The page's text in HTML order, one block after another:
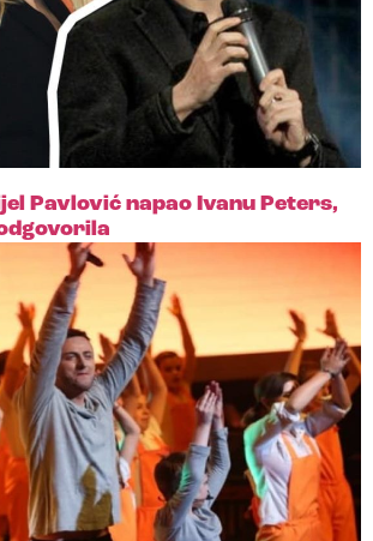
Pavlović napao Ivanu Peters,